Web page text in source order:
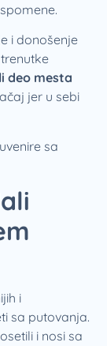
i donošenje
deo mesta
jer u sebi
sa
i
sa putovanja.
i nosi sa